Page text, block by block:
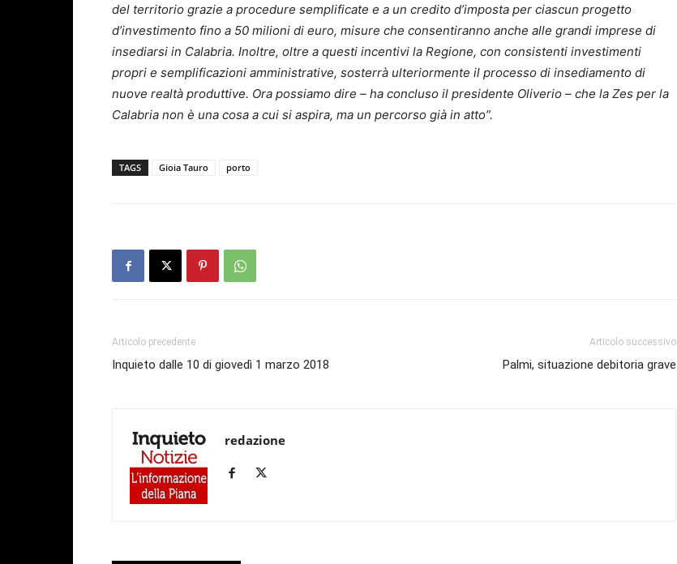
del territorio grazie a procedure semplificate e a un credito d’imposta per ciascun progetto
d’investimento fino a 50 milioni di euro, misure che consentiranno anche alle grandi imprese di
insediarsi in Calabria. Inoltre, oltre a questi incentivi la Regione, con consistenti investimenti
propri e semplificazioni amministrative, sosterrà ulteriormente il processo di insediamento di
nuove realtà produttive. Ora possiamo dire – ha concluso il presidente Oliverio – che la Zes per la
Calabria non è una cosa a cui si aspira, ma un percorso già in atto”.
TAGS Gioia Tauro porto
Articolo precedente
Inquieto dalle 10 di giovedì 1 marzo 2018
Articolo successivo
Palmi, situazione debitoria grave
redazione